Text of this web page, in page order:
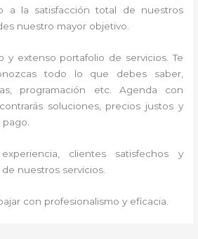
a la satisfacción total de nuestros
nuestro mayor objetivo.
y extenso portafolio de servicios. Te
todo lo que debes saber,
programación etc. Agenda con
soluciones, precios justos y
clientes satisfechos y
nuestros servicios.
con profesionalismo y eficacia.